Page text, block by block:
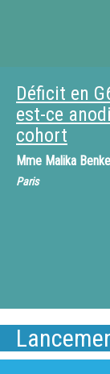
Déficit en
est-ce
cohort
Mme Malika
Paris